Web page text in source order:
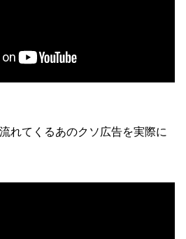
れてくるあのクソ広告を実際に